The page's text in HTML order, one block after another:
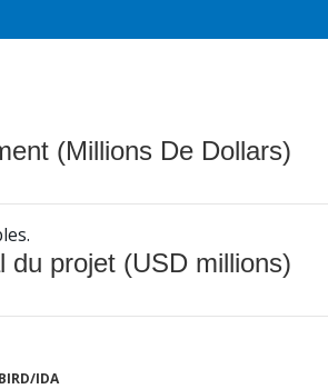
(Millions De Dollars)
du projet (USD millions)
BIRD/IDA